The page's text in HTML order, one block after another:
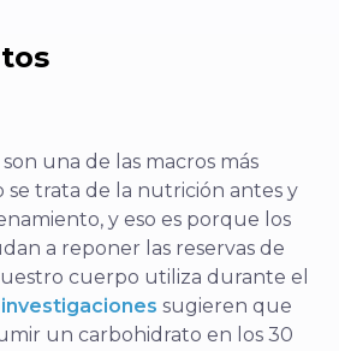
una de las macros más
se trata de la nutrición antes y
y eso es porque los
a reponer las reservas de
cuerpo utiliza durante el
sugieren que
un carbohidrato en los 30